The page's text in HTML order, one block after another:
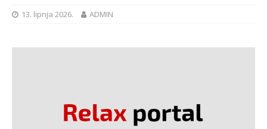
13. lipnja 2026. ADMIN